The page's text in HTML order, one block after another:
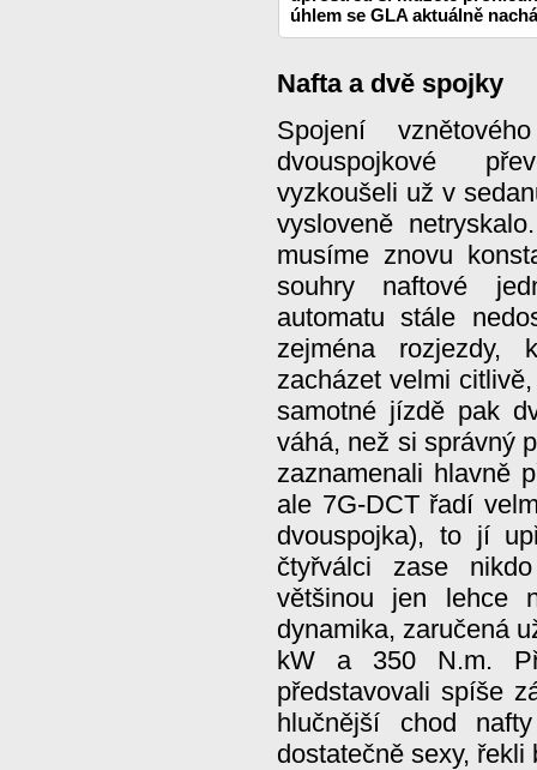
úhlem se GLA aktuálně
Nafta a dvě spojky
Spojení
dvouspojkové
vyzkoušeli už v
vysloveně
musíme znovu
souhry naftové
automatu stále
zejména
zacházet velmi
samotné jízdě pak
váhá, než si správný
zaznamenali hlavně
ale 7G-DCT řadí
dvouspojka), to jí
čtyřválci zase
většinou jen lehce
dynamika, zaručená
kW a 350 N.m.
představovali spíše
hlučnější chod
dostatečně sexy, řekli